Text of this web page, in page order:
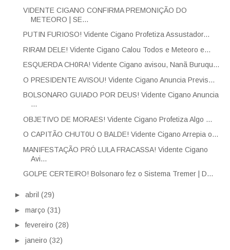
VIDENTE CIGANO CONFIRMA PREMONIÇÃO DO
METEORO | SE...
PUTIN FURIOSO! Vidente Cigano Profetiza Assustador...
RIRAM DELE! Vidente Cigano Calou Todos e Meteoro e...
ESQUERDA CH0RA! Vidente Cigano avisou, Nanã Buruqu...
O PRESIDENTE AVISOU! Vidente Cigano Anuncia Previs...
BOLSONARO GUIADO POR DEUS! Vidente Cigano Anuncia
...
OBJETIVO DE MORAES! Vidente Cigano Profetiza Algo ...
O CAPITÃO CHUT0U O BALDE! Vidente Cigano Arrepia o...
MANIFESTAÇÃO PRÓ LULA FRACASSA! Vidente Cigano
Avi...
GOLPE CERTEIRO! Bolsonaro fez o Sistema Tremer | D...
► abril (29)
► março (31)
►fevereiro (28)
► janeiro (32)